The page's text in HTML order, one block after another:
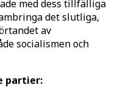
med dess tillfälliga
det slutliga,
av
socialismen och
partier: